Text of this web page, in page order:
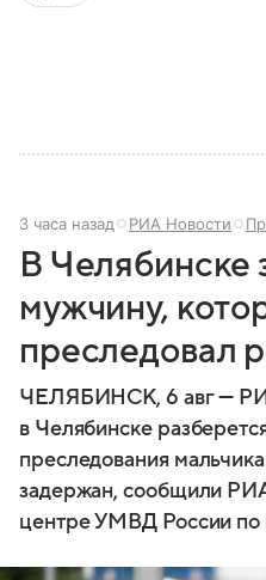
3 часа назад РИА Новости
В Челябинске
мужчину,
преследовал
ЧЕЛЯБИНСК, 6 авг —
в Челябинске
преследования
задержан, сообщили
центре УМВД России по